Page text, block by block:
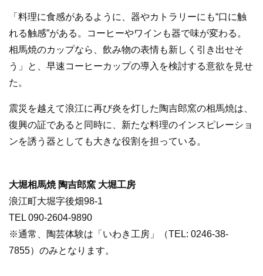
「料理に食感があるように、器やカトラリーにも“口に触
れる触感”がある。コーヒーやワインも器で味が変わる。
相馬焼のカップなら、飲み物の表情も新しく引き出せそ
う」と、早速コーヒーカップの導入を検討する意欲を見せ
た。
震災を越えて浪江に再び炎を灯した陶吉郎窯の相馬焼は、
復興の証であると同時に、新たな料理のインスピレーショ
ンを誘う器としても大きな役割を担っている。
大堀相馬焼 陶吉郎窯 大堀工房
浪江町大堀字後畑98-1
TEL 090-2604-9890
※通常、陶芸体験は「いわき工房」（TEL: 0246-38-
7855）のみとなります。